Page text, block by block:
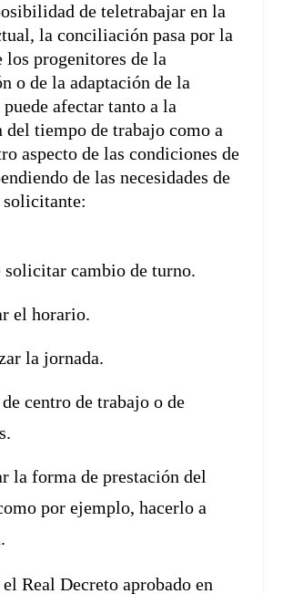
de teletrabajar en la
la conciliación pasa por la
los progenitores de la
o de la adaptación de la
afectar tanto a la
tiempo de trabajo como a
aspecto de las condiciones de
de las necesidades de
solicitar cambio de turno.
el horario.
la jornada.
centro de trabajo o de
la forma de prestación del
por ejemplo, hacerlo a
Real Decreto aprobado en